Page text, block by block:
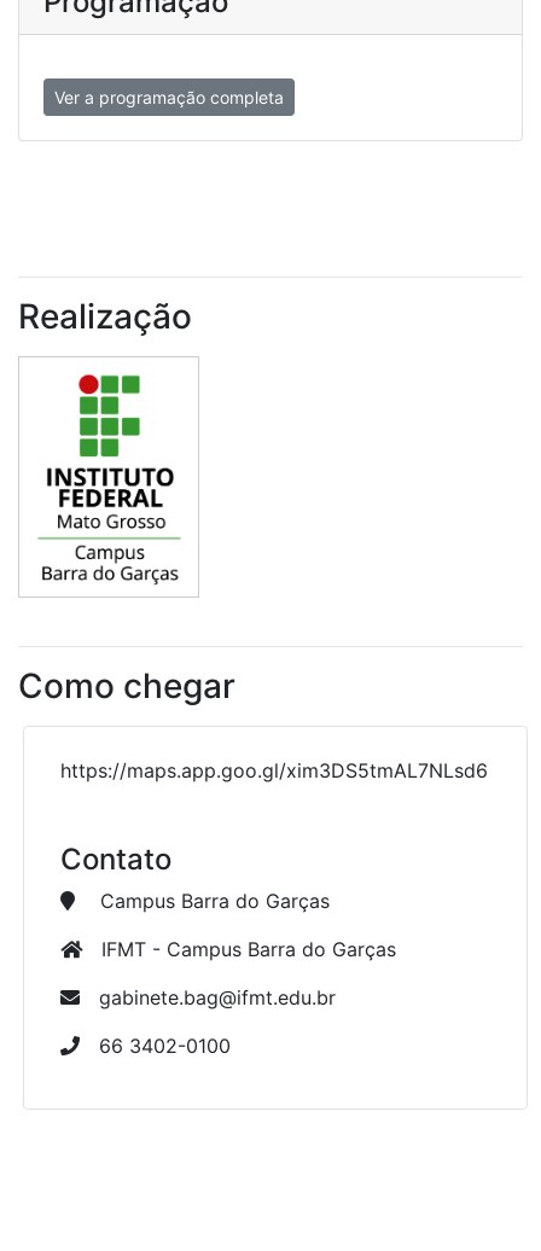
Ver a programação completa
Realização
Como chegar
https://maps.app.goo.gl/xim3DS5tmAL7NLsd6
Contato
Campus Barra do Garças
IFMT - Campus Barra do Garças
gabinete.bag@ifmt.edu.br
66 3402-0100